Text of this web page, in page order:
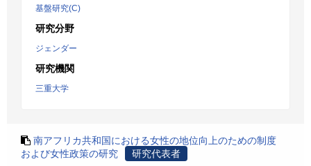
基盤研究(C)
研究分野
ジェンダー
研究機関
三重大学
南アフリカ共和国における女性の地位向上のための制度
および女性政策の研究
研究代表者